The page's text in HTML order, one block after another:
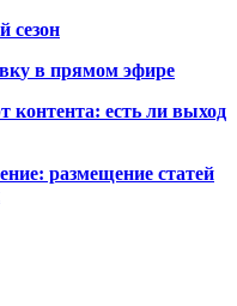
сезон
у в прямом эфире
контента: есть ли выход
размещение статей